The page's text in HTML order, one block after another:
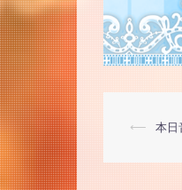
投
⟵ 本日